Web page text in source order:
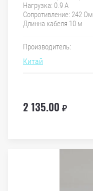
Нагрузка: 0.9 А
Сопротивление: 242 Ом
Длинна кабеля 10 м
Производитель:
Китай
2 135.00 ₽